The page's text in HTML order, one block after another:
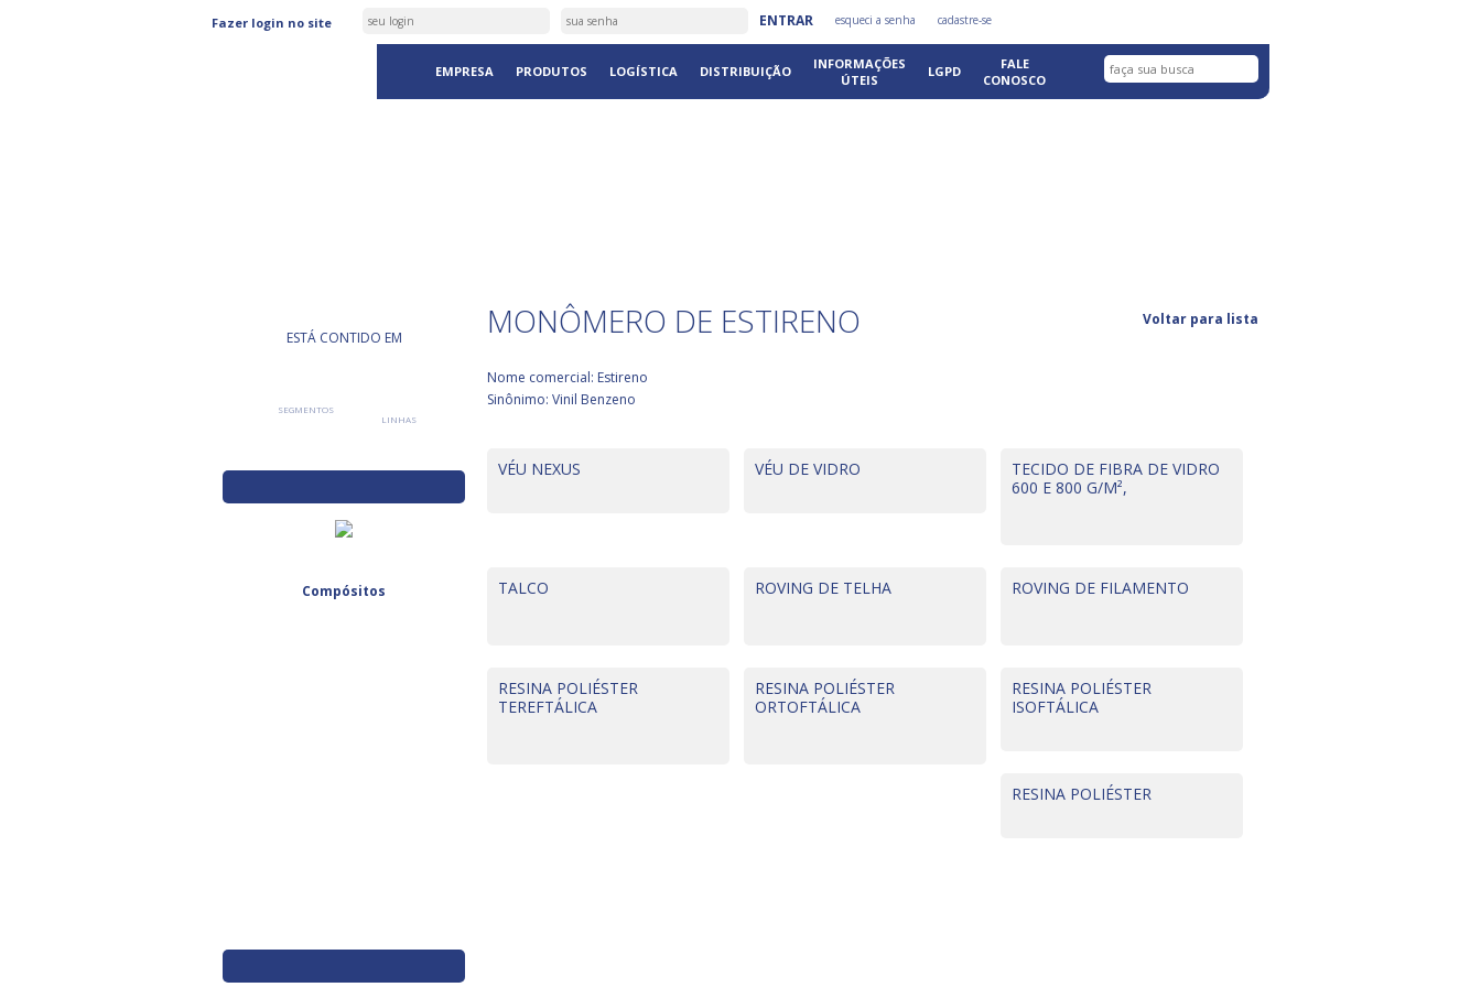
Fazer login no site ENTRAR esqueci a senha cadastre-se
EMPRESA PRODUTOS LOGÍSTICA DISTRIBUIÇÃO
INFORMAÇÕES
ÚTEIS
LGPD
FALE
CONOSCO
ESTÁ CONTIDO EM
SEGMENTOS
LINHAS
Compósitos
Voltar para lista
MONÔMERO DE ESTIRENO
Nome comercial: Estireno
Sinônimo: Vinil Benzeno
VÉU NEXUS VÉU DE VIDRO
TECIDO DE FIBRA DE VIDRO
600 E 800 G/M²,
TALCO ROVING DE TELHA ROVING DE FILAMENTO
RESINA POLIÉSTER
TEREFTÁLICA
RESINA POLIÉSTER
ORTOFTÁLICA
RESINA POLIÉSTER
ISOFTÁLICA
RESINA POLIÉSTER